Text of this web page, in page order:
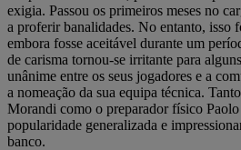
exigia. Passou os primeiros meses no
a proferir banalidades. No entanto, isso
embora fosse aceitável durante um
de carisma tornou-se irritante para
unânime entre os seus jogadores e a
a nomeação da sua equipa técnica.
Morandi como o preparador físico
popularidade generalizada e
banco.